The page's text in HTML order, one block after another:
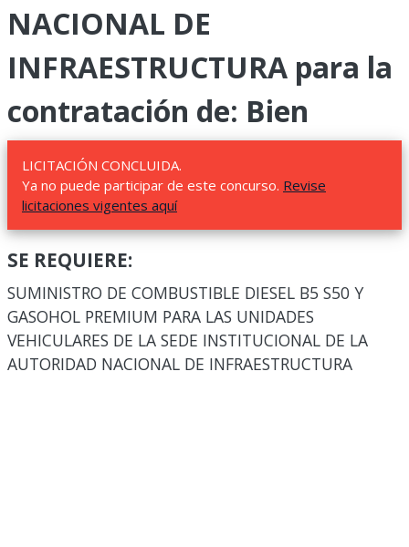
NACIONAL DE
INFRAESTRUCTURA para la
contratación de: Bien
LICITACIÓN CONCLUIDA.
Ya no puede participar de este concurso. Revise
licitaciones vigentes aquí
SE REQUIERE:
SUMINISTRO DE COMBUSTIBLE DIESEL B5 S50 Y
GASOHOL PREMIUM PARA LAS UNIDADES
VEHICULARES DE LA SEDE INSTITUCIONAL DE LA
AUTORIDAD NACIONAL DE INFRAESTRUCTURA